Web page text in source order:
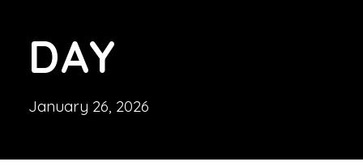
DAY
January 26, 2026